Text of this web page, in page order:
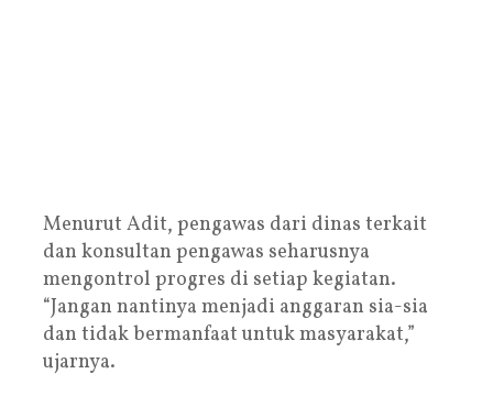
Menurut Adit, pengawas dari dinas terkait
dan konsultan pengawas seharusnya
mengontrol progres di setiap kegiatan.
“Jangan nantinya menjadi anggaran sia-sia
dan tidak bermanfaat untuk masyarakat,”
ujarnya.